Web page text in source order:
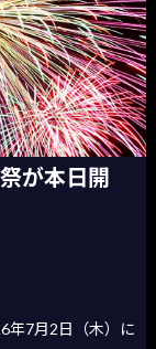
が本日開
年7月2日（木）に